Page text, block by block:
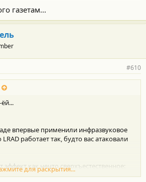
Милана возник резкий шум, испугавший
сербские оппозиционеры
для обвинений в адрес властей.
газетам...
#610
впервые применили инфразвуковое
работает так, будто вас атаковали
как нечто сверхъестественное:
на него рухнул самолёт, другие
для раскрытия...